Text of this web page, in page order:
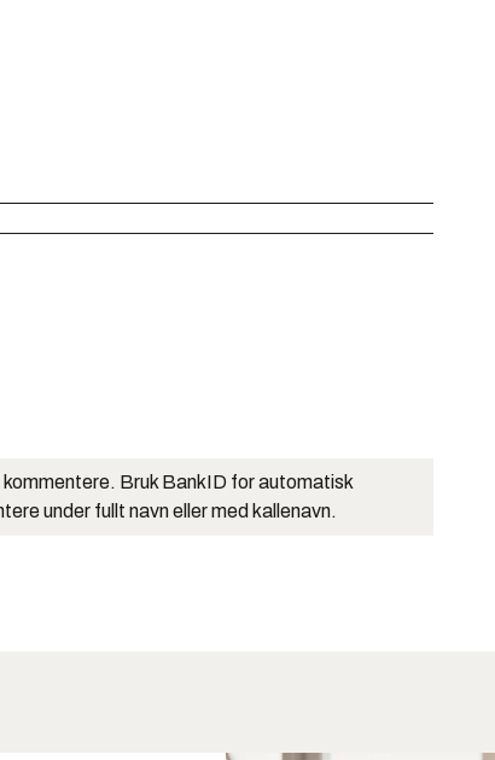
Bruk BankID for automatisk
under fullt navn eller med kallenavn.